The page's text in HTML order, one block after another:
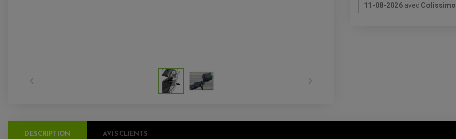
 
11-08-2026 avec
DESCRIPTION AVIS CLIENTS